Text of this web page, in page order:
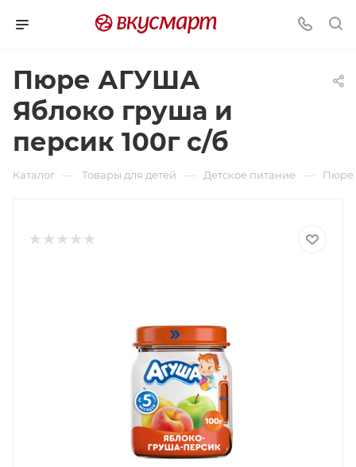
Пюре АГУША
Яблоко груша и
персик 100г с/б
Каталог — Товары для детей — Детское питание — Пюре